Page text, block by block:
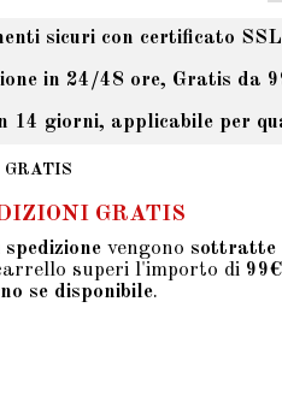
sicuri con certificato
in 24/48 ore, Gratis da
14 giorni, applicabile per
GRATIS
GRATIS
spedizione vengono sottratte
superi l'importo di 99€
se disponibile.